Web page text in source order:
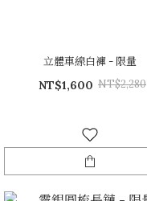
立體車線白褲 - 限量
NT$1,600 NT$2,280